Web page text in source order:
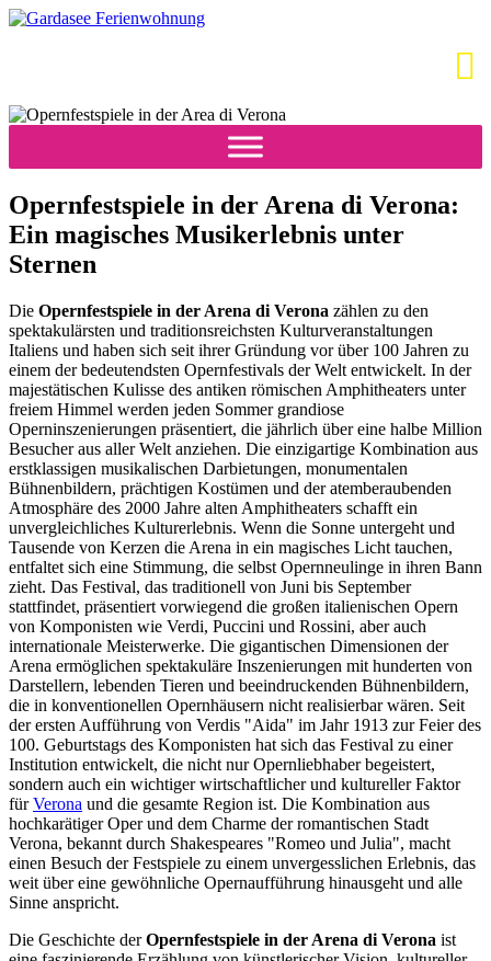
Opernfestspiele in der Arena di Verona:
Ein magisches Musikerlebnis unter
Sternen
Die Opernfestspiele in der Arena di Verona zählen zu den
spektakulärsten und traditionsreichsten Kulturveranstaltungen
Italiens und haben sich seit ihrer Gründung vor über 100 Jahren zu
einem der bedeutendsten Opernfestivals der Welt entwickelt. In der
majestätischen Kulisse des antiken römischen Amphitheaters unter
freiem Himmel werden jeden Sommer grandiose
Operninszenierungen präsentiert, die jährlich über eine halbe Million
Besucher aus aller Welt anziehen. Die einzigartige Kombination aus
erstklassigen musikalischen Darbietungen, monumentalen
Bühnenbildern, prächtigen Kostümen und der atemberaubenden
Atmosphäre des 2000 Jahre alten Amphitheaters schafft ein
unvergleichliches Kulturerlebnis. Wenn die Sonne untergeht und
Tausende von Kerzen die Arena in ein magisches Licht tauchen,
entfaltet sich eine Stimmung, die selbst Opernneulinge in ihren Bann
zieht. Das Festival, das traditionell von Juni bis September
stattfindet, präsentiert vorwiegend die großen italienischen Opern
von Komponisten wie Verdi, Puccini und Rossini, aber auch
internationale Meisterwerke. Die gigantischen Dimensionen der
Arena ermöglichen spektakuläre Inszenierungen mit hunderten von
Darstellern, lebenden Tieren und beeindruckenden Bühnenbildern,
die in konventionellen Opernhäusern nicht realisierbar wären. Seit
der ersten Aufführung von Verdis "Aida" im Jahr 1913 zur Feier des
100. Geburtstags des Komponisten hat sich das Festival zu einer
Institution entwickelt, die nicht nur Opernliebhaber begeistert,
sondern auch ein wichtiger wirtschaftlicher und kultureller Faktor
fürVerona und die gesamte Region ist. Die Kombination aus
hochkarätiger Oper und dem Charme der romantischen Stadt
Verona, bekannt durch Shakespeares "Romeo und Julia", macht
einen Besuch der Festspiele zu einem unvergesslichen Erlebnis, das
weit über eine gewöhnliche Opernaufführung hinausgeht und alle
Sinne anspricht.
Die Geschichte derOpernfestspiele in der Arena di Verona ist